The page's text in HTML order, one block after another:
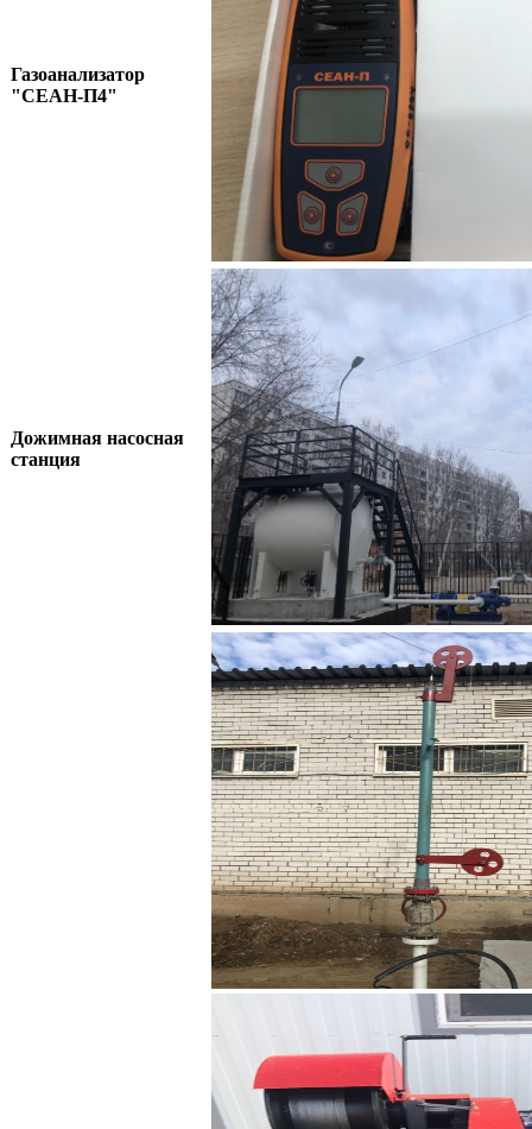
Газоанализатор
"СЕАН-П4"
Дожимная насосная
станция